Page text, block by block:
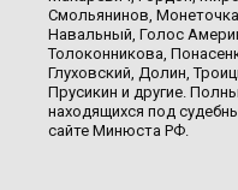
Смольянинов,
Навальный, Голос
Толоконникова,
Глуховский, Долин,
Прусикин и другие.
находящихся под
сайте Минюста РФ.